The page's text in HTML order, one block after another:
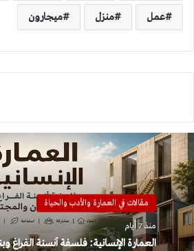
عمل منزل ميجارون
مقالات في العمارة والأدب والحياة
منذ 7 أيام
العمارة الإنسانية: فلسفة أنسنة الفراغ